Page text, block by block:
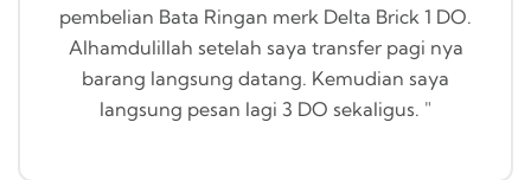
pembelian Bata Ringan merk Delta Brick 1 DO.
Alhamdulillah setelah saya transfer pagi nya
barang langsung datang. Kemudian saya
langsung pesan lagi 3 DO sekaligus. "